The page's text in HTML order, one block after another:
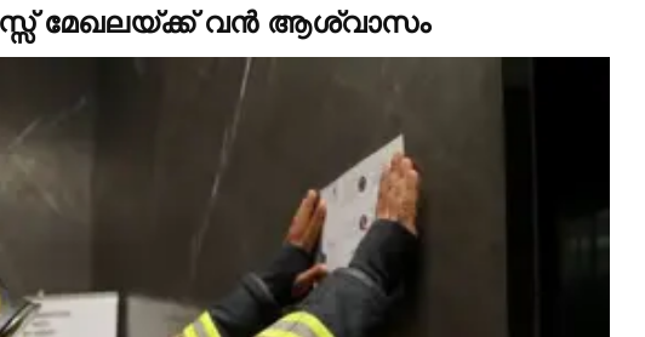
മേഖലയ്ക്ക് വൻ ആശ്വാസം